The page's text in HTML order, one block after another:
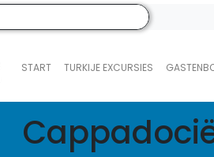
START TURKIJE EXCURSIES